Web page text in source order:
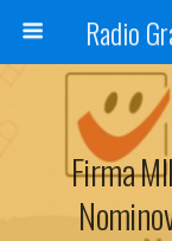
Firma